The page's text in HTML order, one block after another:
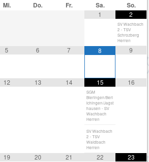
Mi. Do. Fr. Sa. So.
1 2
SV Wachbach
2 - TSV
Schrozberg
Herren
5 6 7 8 9
12 13 14 15
SGM
Bieringen/Berl
ichingen/Jagst
hausen - SV
Wachbach
Herren
SV Wachbach
2 - TSV
Waldbach
Herren
16
19 20 21 22 23